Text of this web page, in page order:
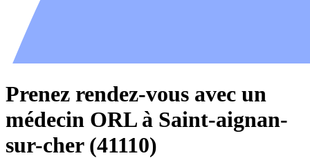
Prenez rendez-vous avec un
médecin ORL à Saint-aignan-
sur-cher (41110)